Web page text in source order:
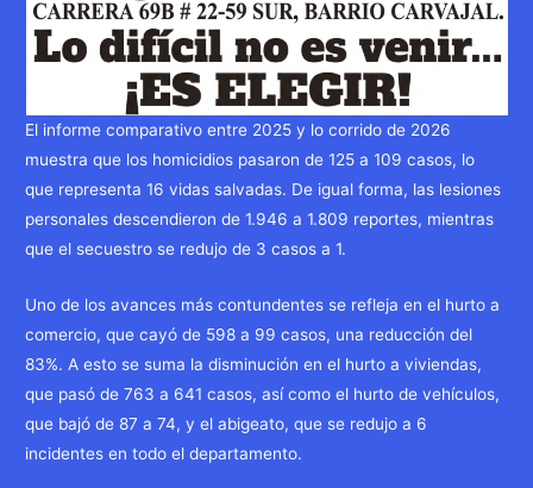
El informe comparativo entre 2025 y lo corrido de 2026
muestra que los homicidios pasaron de 125 a 109 casos, lo
que representa 16 vidas salvadas. De igual forma, las lesiones
personales descendieron de 1.946 a 1.809 reportes, mientras
que el secuestro se redujo de 3 casos a 1.
Uno de los avances más contundentes se refleja en el hurto a
comercio, que cayó de 598 a 99 casos, una reducción del
83%. A esto se suma la disminución en el hurto a viviendas,
que pasó de 763 a 641 casos, así como el hurto de vehículos,
que bajó de 87 a 74, y el abigeato, que se redujo a 6
incidentes en todo el departamento.